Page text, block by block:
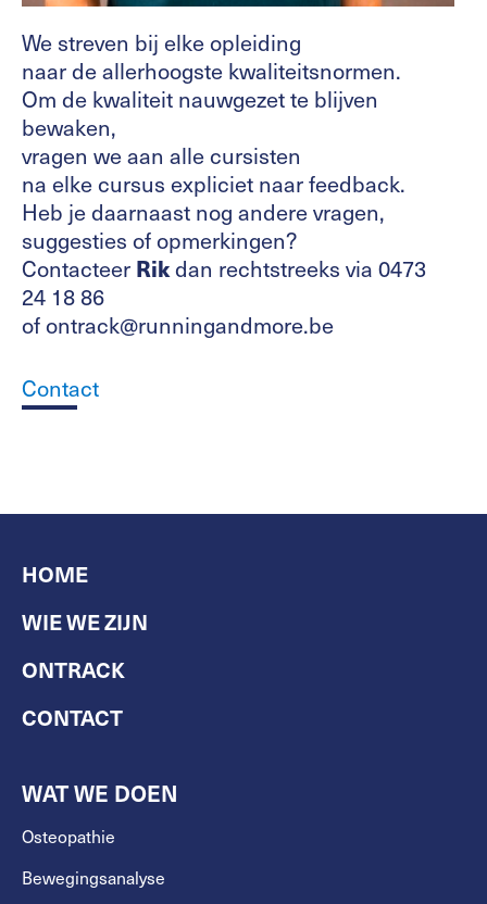
We streven bij elke opleiding
naar de allerhoogste kwaliteitsnormen.
Om de kwaliteit nauwgezet te blijven
bewaken,
vragen we aan alle cursisten
na elke cursus expliciet naar feedback.
Heb je daarnaast nog andere vragen,
suggesties of opmerkingen?
Contacteer Rikdan rechtstreeks via 0473
24 18 86
of ontrack@runningandmore.be
Contact
HOME
WIE WE ZIJN
ONTRACK
CONTACT
WAT WE DOEN
Osteopathie
Bewegingsanalyse